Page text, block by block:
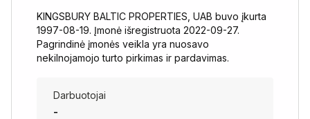
KINGSBURY BALTIC PROPERTIES, UAB buvo įkurta
1997-08-19. Įmonė išregistruota 2022-09-27.
Pagrindinė įmonės veikla yra nuosavo
nekilnojamojo turto pirkimas ir pardavimas.
Darbuotojai
-